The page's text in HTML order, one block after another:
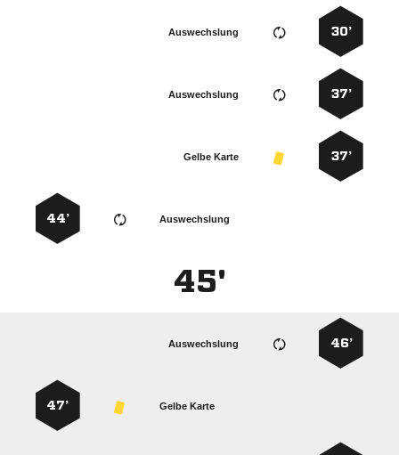
30’
Auswechslung
37’
Auswechslung
37’
Gelbe Karte
Auswechslung
44’
45'
46’
Auswechslung
Gelbe Karte
47’